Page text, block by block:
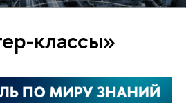
классы»